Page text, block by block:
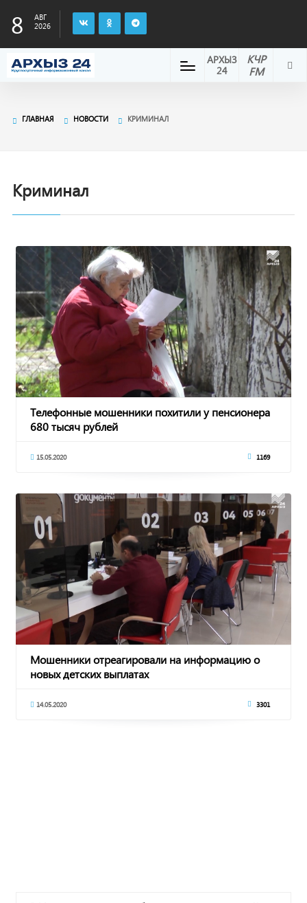
8
АВГ
2026
КЧР
FM
АРХЫЗ
24
ГЛАВНАЯ НОВОСТИ КРИМИНАЛ
Криминал
Телефонные мошенники похитили у пенсионера
680 тысяч рублей
15.05.2020 1169
Мошенники отреагировали на информацию о
новых детских выплатах
14.05.2020 3301